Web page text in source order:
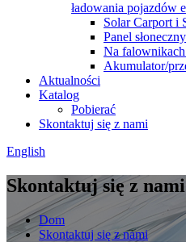
ładowania pojazdów
Solar Carport i
Panel słoneczny
Na
Akumulator/
Aktualności
Katalog
Pobierać
Skontaktuj się z nami
English
Skontaktuj się z nami
Dom
Skontaktuj się z nami